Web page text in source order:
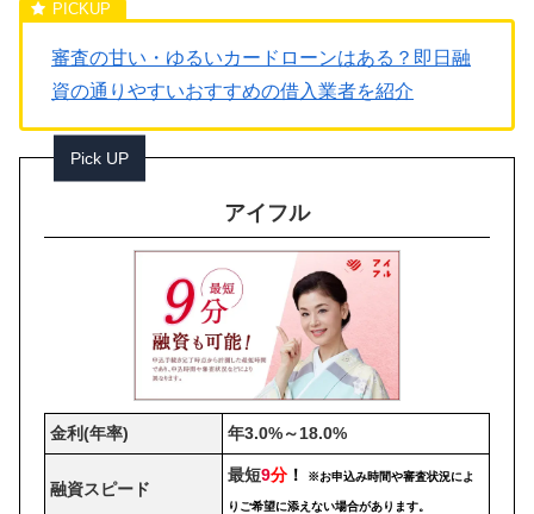
審査の甘い・ゆるいカードローンはある？即日融
資の通りやすいおすすめの借入業者を紹介
Pick UP
アイフル
金利(年率) 年3.0%～18.0%
融資スピード
最短9分！ ※お申込み時間や審査状況によ
りご希望に添えない場合があります。